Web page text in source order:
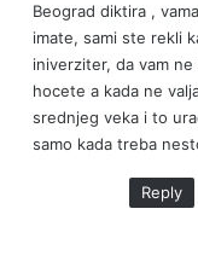
s
:
Beograd diktira ,
imate, sami ste rekli
iniverziter, da vam
hocete a kada ne
srednjeg veka i to
samo kada treba
Reply